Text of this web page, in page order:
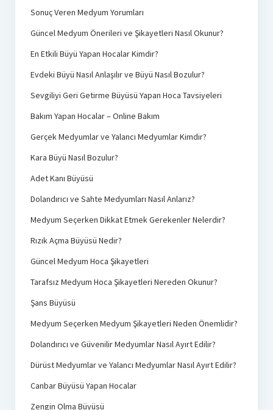
Sonuç Veren Medyum Yorumları
Güncel Medyum Önerileri ve Şikayetleri Nasıl Okunur?
En Etkili Büyü Yapan Hocalar Kimdir?
Evdeki Büyü Nasıl Anlaşılır ve Büyü Nasıl Bozulur?
Sevgiliyi Geri Getirme Büyüsü Yapan Hoca Tavsiyeleri
Bakım Yapan Hocalar – Online Bakım
Gerçek Medyumlar ve Yalancı Medyumlar Kimdir?
Kara Büyü Nasıl Bozulur?
Adet Kanı Büyüsü
Dolandırıcı ve Sahte Medyumları Nasıl Anlarız?
Medyum Seçerken Dikkat Etmek Gerekenler Nelerdir?
Rızık Açma Büyüsü Nedir?
Güncel Medyum Hoca Şikayetleri
Tarafsız Medyum Hoca Şikayetleri Nereden Okunur?
Şans Büyüsü
Medyum Seçerken Medyum Şikayetleri Neden Önemlidir?
Dolandırıcı ve Güvenilir Medyumlar Nasıl Ayırt Edilir?
Dürüst Medyumlar ve Yalancı Medyumlar Nasıl Ayırt Edilir?
Canbar Büyüsü Yapan Hocalar
Zengin Olma Büyüsü